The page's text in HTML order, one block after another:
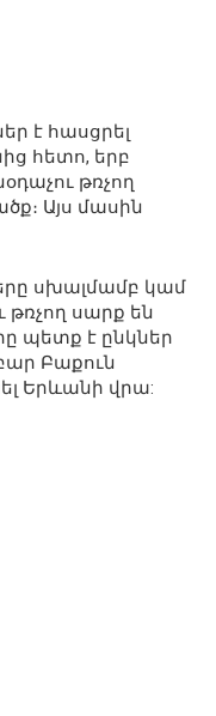
է հասցրել
հետո, երբ
թռչող
Այս մասին
սխալմամբ կամ
սարք են
պետք է ընկներ
Բաքուն
Երևանի վրա: